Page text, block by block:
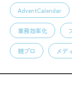
AdventCalendar
業務効率化
競プロ メデ